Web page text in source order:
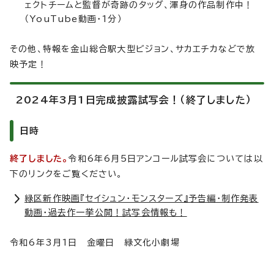
ェクトチームと監督が奇跡のタッグ、渾身の作品制作中！
（YouTube動画・1分）
その他、特報を金山総合駅大型ビジョン、サカエチカなどで放
映予定！
2024年3月1日完成披露試写会！（終了しました）
日時
終了しました。令和6年6月5日アンコール試写会については以
下のリンクをご覧ください。
緑区新作映画『セイシュン・モンスターズ』予告編・制作発表
動画・過去作一挙公開！試写会情報も！
令和6年3月1日 金曜日 緑文化小劇場